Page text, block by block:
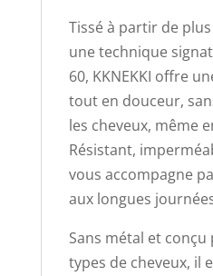
Tissé à partir de
une technique
60, KKNEKKI offre
tout en douceur,
les cheveux, même
Résistant,
vous accompagne
aux longues
Sans métal et
types de cheveux, il